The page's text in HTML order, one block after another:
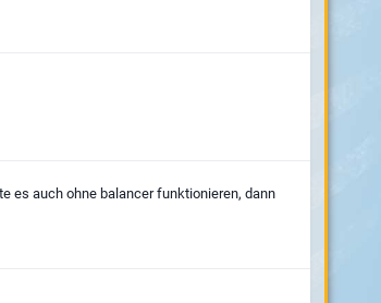
es auch ohne balancer funktionieren, dann